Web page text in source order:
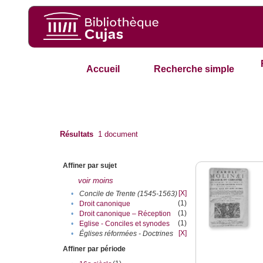
Accueil Recherche simple
Résultats 1 document
Affiner par sujet
voir moins
• Concile de Trente (1545-1563) [X]
•
Droit canonique
(1)
•
Droit canonique – Réception
(1)
•
Eglise - Conciles et synodes
(1)
•
Églises réformées‎ - Doctrines
[X]
Affiner par période